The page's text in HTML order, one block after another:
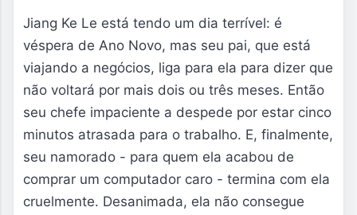
Jiang Ke Le está tendo um dia terrível: é
véspera de Ano Novo, mas seu pai, que está
viajando a negócios, liga para ela para dizer que
não voltará por mais dois ou três meses. Então
seu chefe impaciente a despede por estar cinco
minutos atrasada para o trabalho. E, finalmente,
seu namorado - para quem ela acabou de
comprar um computador caro - termina com ela
cruelmente. Desanimada, ela não consegue